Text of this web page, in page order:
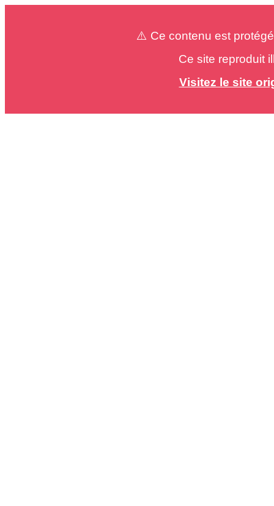
⚠️ Ce contenu est
Ce site reproduit
Visitez le site